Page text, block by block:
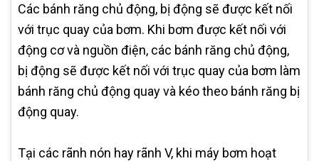
Các bánh răng chủ động, bị động sẽ được kết nối
với trục quay của bơm. Khi bơm được kết nối với
động cơ và nguồn điện, các bánh răng chủ động,
bị động sẽ được kết nối với trục quay của bơm làm
bánh răng chủ động quay và kéo theo bánh răng bị
động quay.
Tại các rãnh nón hay rãnh V, khi máy bơm hoạt